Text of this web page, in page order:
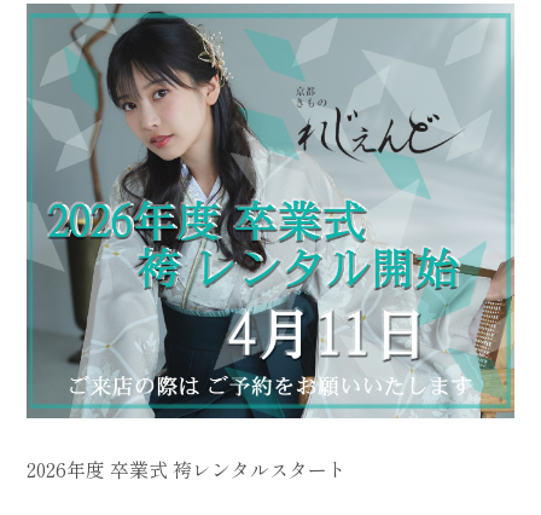
2026年度 卒業式 袴レンタルスタート